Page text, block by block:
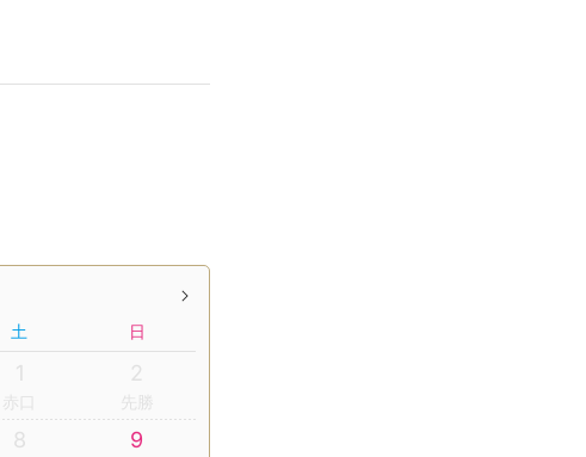
土 日
1
赤口
2
先勝
8 9